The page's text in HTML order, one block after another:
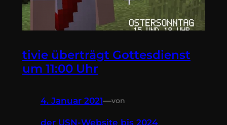
tivie überträgt Gottesdienst
um 11:00 Uhr
4. Januar 2021—von
der USN-Website bis 2024